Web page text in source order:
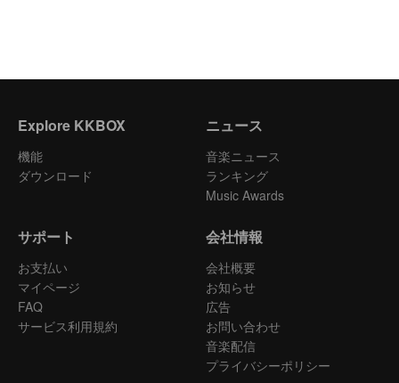
Explore KKBOX
機能
ダウンロード
ニュース
音楽ニュース
ランキング
Music Awards
サポート
お支払い
マイページ
FAQ
サービス利用規約
会社情報
会社概要
お知らせ
広告
お問い合わせ
音楽配信
プライバシーポリシー